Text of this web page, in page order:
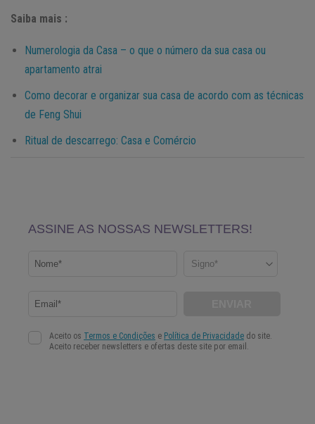
Saiba mais :
Numerologia da Casa – o que o número da sua casa ou
apartamento atrai
Como decorar e organizar sua casa de acordo com as técnicas
de Feng Shui
Ritual de descarrego: Casa e Comércio